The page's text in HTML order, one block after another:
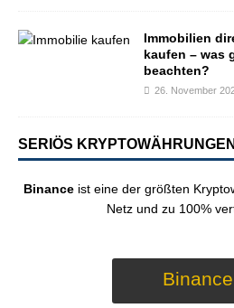
Immobilien
kaufen – was
beachten?
26. November
SERIÖS
Binance ist eine der größten
Netz und zu 100%